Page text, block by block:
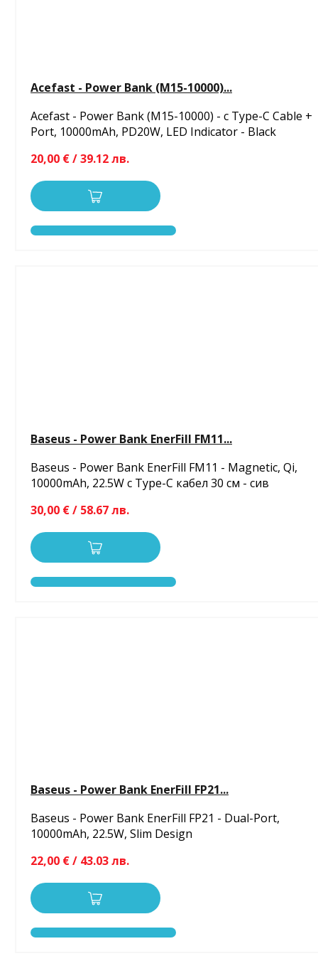
Acefast - Power Bank (M15-10000)...
Acefast - Power Bank (M15-10000) - с Type-C Cable +
Port, 10000mAh, PD20W, LED Indicator - Black
20,00 € / 39.12 лв.
Baseus - Power Bank EnerFill FM11...
Baseus - Power Bank EnerFill FM11 - Magnetic, Qi,
10000mAh, 22.5W с Type-C кабел 30 см - сив
30,00 € / 58.67 лв.
Baseus - Power Bank EnerFill FP21...
Baseus - Power Bank EnerFill FP21 - Dual-Port,
10000mAh, 22.5W, Slim Design
22,00 € / 43.03 лв.